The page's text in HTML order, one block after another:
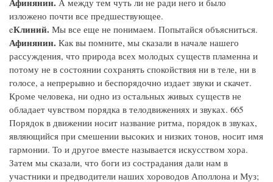
А между тем чуть ли не ради него и было
изложено почти все предшествующее.
eКлиний. Мы все еще не понимаем. Попытайся объясниться.
Афинянин. Как вы помните, мы сказали в начале нашего
рассуждения, что природа всех молодых существ пламенна и
потому не в состоянии сохранять спокойствия ни в теле, ни в
голосе, а непрерывно и беспорядочно издает звуки и скачет.
Кроме человека, ни одно из остальных живых существ не
обладает чувством порядка в телодвижениях и звуках. 665
Порядок в движении носит название ритма, порядок в звуках,
являющийся при смешении высоких и низких тонов, носит имя
гармонии. То и другое вместе называется искусством хора.
Затем мы сказали, что боги из сострадания дали нам в
участники и предводители наших хороводов Аполлона и Муз;